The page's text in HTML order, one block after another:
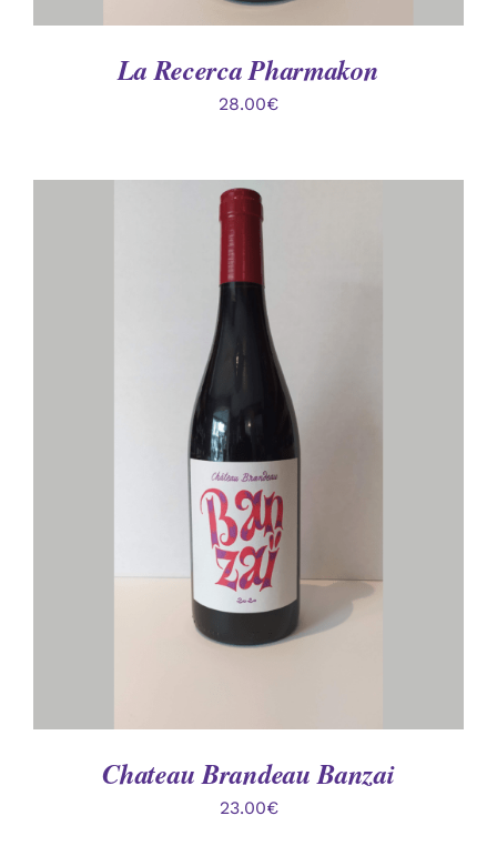
La Recerca Pharmakon
28.00€
AJOUTER AU PANIER
Chateau Brandeau Banzai
23.00€